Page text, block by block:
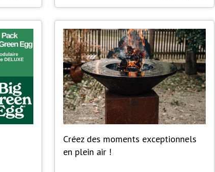
Créez des moments exceptionnels
en plein air !